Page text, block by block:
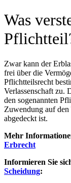
Was
Zwar kann der
frei über die
Pflichtteilsrecht
Verlassenschaft zu.
den sogenannten
Zuwendung auf den
abgedeckt ist.
Mehr
Erbrecht
Informieren Sie
Scheidung: